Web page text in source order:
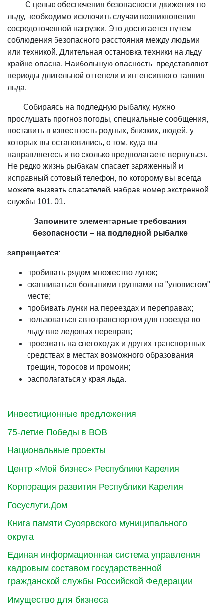
Инвестиционные предложения
75-летие Победы в ВОВ
Национальные проекты
Центр «Мой бизнес» Республики Карелия
Корпорация развития Республики Карелия
Госуслуги.Дом
Книга памяти Суоярвского муниципального
округа
Единая информационная система управления
кадровым составом государственной
гражданской службы Российской Федерации
Имущество для бизнеса
С целью обеспечения безопасности движения по
льду, необходимо исключить случаи воз­никновения
сосредоточенной нагрузки. Это достигается путем
соблюдения безопасного рас­стояния между людьми
или техникой. Длительная остановка техники на льду
крайне опас­на. Наибольшую опасность представляют
периоды длительной оттепели и интенсивного таяния
льда.
Собираясь на подледную рыбалку, нужно
прослушать прогноз погоды, специальные сооб­щения,
поставить в известность родных, близких, людей, у
которых вы остановились, о том, куда вы
направляетесь и во сколько предполагаете вернуться.
Не редко жизнь рыбакам спасает заряженный и
исправный сотовый телефон, по которому вы всегда
можете вызвать спасателей, набрав номер экстренной
службы 101, 01.
Запомните элементарные требования
безопасности – на подледной рыбалке
запрещается:
пробивать рядом множество лунок;
скапливаться большими группами на "уловистом"
месте;
пробивать лунки на переездах и переправах;
пользоваться автотранспортом для проезда по
льду вне ледовых переправ;
проезжать на снегоходах и других транспортных
средствах в местах возможного образования
трещин, торосов и промоин;
располагаться у края льда.